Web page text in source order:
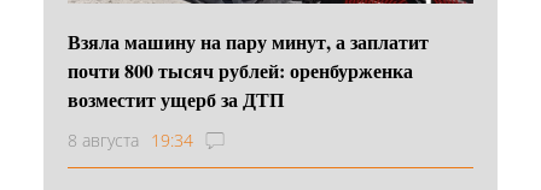
Взяла машину на пару минут, а заплатит
почти 800 тысяч рублей: оренбурженка
возместит ущерб за ДТП
8 августа 19:34